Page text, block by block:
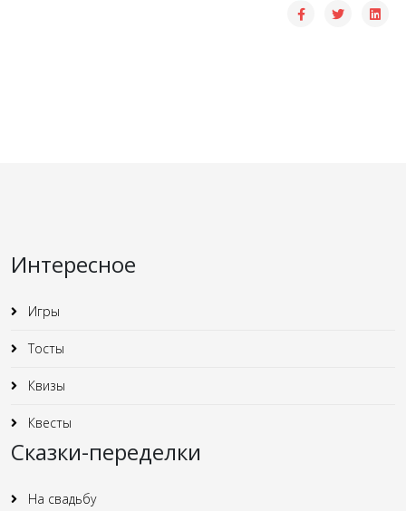
Интересное
Игры
Тосты
Квизы
Квесты
Сказки-переделки
На свадьбу